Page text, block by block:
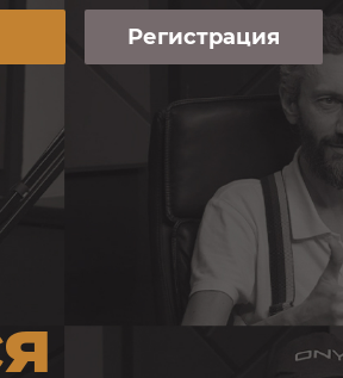
Регистрация